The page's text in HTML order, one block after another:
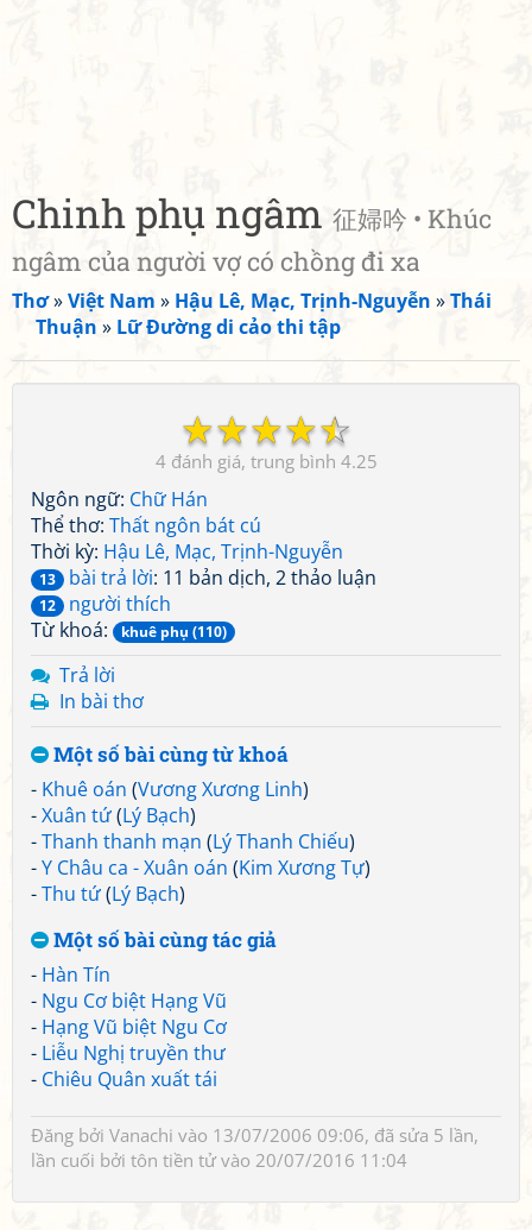
Chinh phụ ngâm 征婦吟 • Khúc
ngâm của người vợ có chồng đi xa
Thơ»Việt Nam » Hậu Lê, Mạc, Trịnh-Nguyễn »Thái
Thuận » Lữ Đường di cảo thi tập
☆
☆
☆
☆
☆
4 4.25
Ngôn ngữ: Chữ Hán
Thể thơ: Thất ngôn bát cú
Thời kỳ: Hậu Lê, Mạc, Trịnh-Nguyễn
13 bài trả lời: 11 bản dịch, 2 thảo luận
12
người thích
Từ khoá:
khuê phụ (110)
Trả lời
In bài thơ
Một số bài cùng từ khoá
- Khuê oán (Vương Xương Linh)
-Xuân tứ(Lý Bạch)
-Thanh thanh mạn (Lý Thanh Chiếu)
-Y Châu ca - Xuân oán (Kim Xương Tự)
-Thu tứ(Lý Bạch)
Một số bài cùng tác giả
- Hàn Tín
- Ngu Cơ biệt Hạng Vũ
- Hạng Vũ biệt Ngu Cơ
- Liễu Nghị truyền thư
- Chiêu Quân xuất tái
Đăng bởi Vanachi vào 13/07/2006 09:06, đã sửa 5 lần,
lần cuối bởi tôn tiền tửvào 20/07/2016 11:04